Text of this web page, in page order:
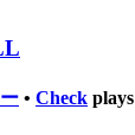
• Check plays